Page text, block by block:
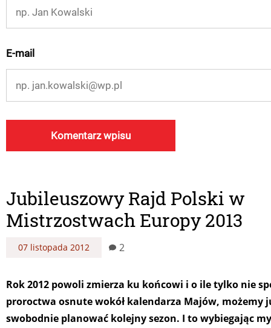
E-mail
Jubileuszowy Rajd Polski w
Mistrzostwach Europy 2013
07 listopada 2012 2
Rok 2012 powoli zmierza ku końcowi i o ile tylko nie
proroctwa osnute wokół kalendarza Majów, możemy
swobodnie planować kolejny sezon. I to wybiegając